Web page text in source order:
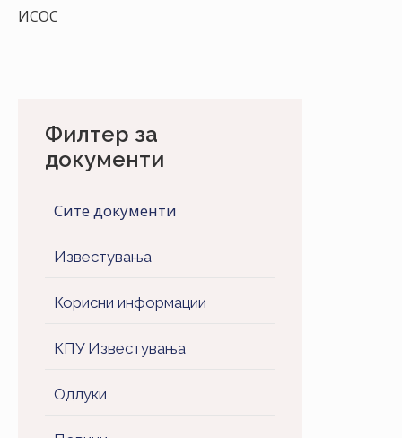
Филтер за
документи
Сите документи
Известувања
Корисни информации
КПУ Известувања
Одлуки
ИСОС